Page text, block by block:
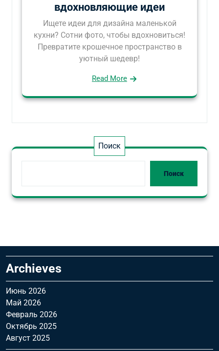
вдохновляющие идеи
Ищете идеи для дизайна маленькой
кухни? Сотни фото, чтобы вдохновиться!
Превратите крошечное пространство в
уютный шедевр!
Read More
Поиск
Поиск
Archieves
Июнь 2026
Май 2026
Февраль 2026
Октябрь 2025
Август 2025